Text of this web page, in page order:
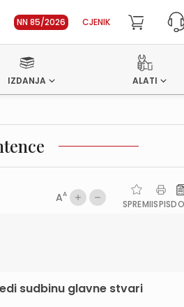
NN 85/2026 CJENIK
IZDANJA ALATI
AA
SPREMIISPIS
sudbinu glavne stvari